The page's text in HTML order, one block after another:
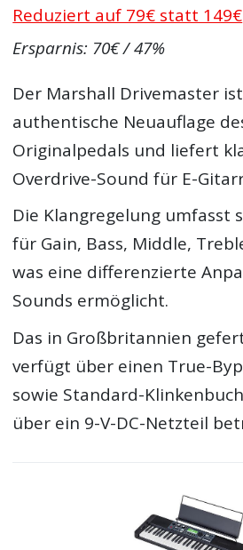
Reduziert auf 79€ statt 149€
Ersparnis: 70€ / 47%
Der Marshall Drivemaster
authentische Neuauflage
Originalpedals und liefert
Overdrive-Sound für E-
Die Klangregelung umfasst
für Gain, Bass, Middle,
was eine differenzierte
Sounds ermöglicht.
Das in Großbritannien
verfügt über einen True-
sowie Standard-
über ein 9-V-DC-Netzteil